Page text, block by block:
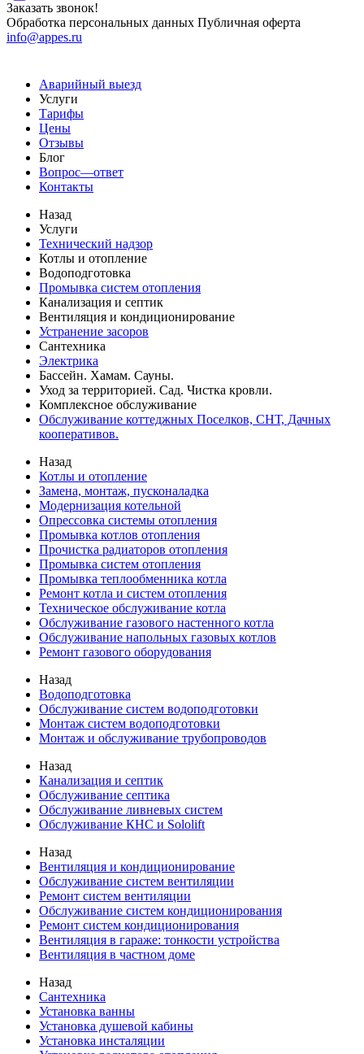
Заказать звонок!
Обработка персональных данных Публичная оферта
info@appes.ru
Аварийный выезд
Услуги
Тарифы
Цены
Отзывы
Блог
Вопрос—ответ
Контакты
Назад
Услуги
Технический надзор
Котлы и отопление
Водоподготовка
Промывка систем отопления
Канализация и септик
Вентиляция и кондиционирование
Устранение засоров
Сантехника
Электрика
Бассейн. Хамам. Сауны.
Уход за территорией. Сад. Чистка кровли.
Комплексное обслуживание
Обслуживание коттеджных Поселков, СНТ, Дачных
кооперативов.
Назад
Котлы и отопление
Замена, монтаж, пусконаладка
Модернизация котельной
Опрессовка системы отопления
Промывка котлов отопления
Прочистка радиаторов отопления
Промывка систем отопления
Промывка теплообменника котла
Ремонт котла и систем отопления
Техническое обслуживание котла
Обслуживание газового настенного котла
Обслуживание напольных газовых котлов
Ремонт газового оборудования
Назад
Водоподготовка
Обслуживание систем водоподготовки
Монтаж систем водоподготовки
Монтаж и обслуживание трубопроводов
Назад
Канализация и септик
Обслуживание септика
Обслуживание ливневых систем
Обслуживание КНС и Sololift
Назад
Вентиляция и кондиционирование
Обслуживание систем вентиляции
Ремонт систем вентиляции
Обслуживание систем кондиционирования
Ремонт систем кондиционирования
Вентиляция в гараже: тонкости устройства
Вентиляция в частном доме
Назад
Сантехника
Установка ванны
Установка душевой кабины
Установка инсталяции